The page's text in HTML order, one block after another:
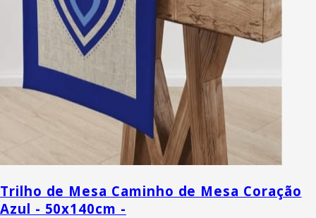
Trilho de Mesa Caminho de Mesa Coração
Azul - 50x140cm -